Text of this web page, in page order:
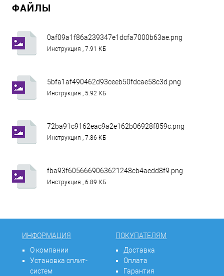
ФАЙЛЫ
0af09a1f86a239347e1dcfa7000b63ae.png
Инструкция , 7.91 КБ
5bfa1af490462d93ceeb50fdcae58c3d.png
Инструкция , 5.92 КБ
72ba91c9162eac9a2e162b06928f859c.png
Инструкция , 7.86 КБ
fba93f6056669063621248cb4aedd8f9.png
Инструкция , 6.89 КБ
ИНФОРМАЦИЯ
О компании
Установка сплит-
систем
ПОКУПАТЕЛЯМ
Доставка
Оплата
Гарантия